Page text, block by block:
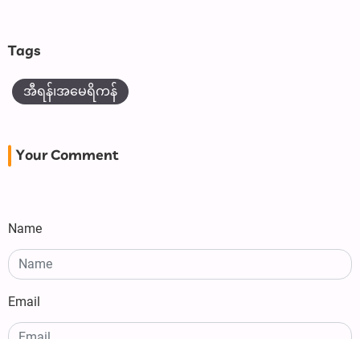
Tags
အီရန်၊အမေရိကန်
Your Comment
Name
Email